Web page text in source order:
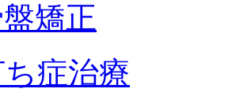
矯正
症治療